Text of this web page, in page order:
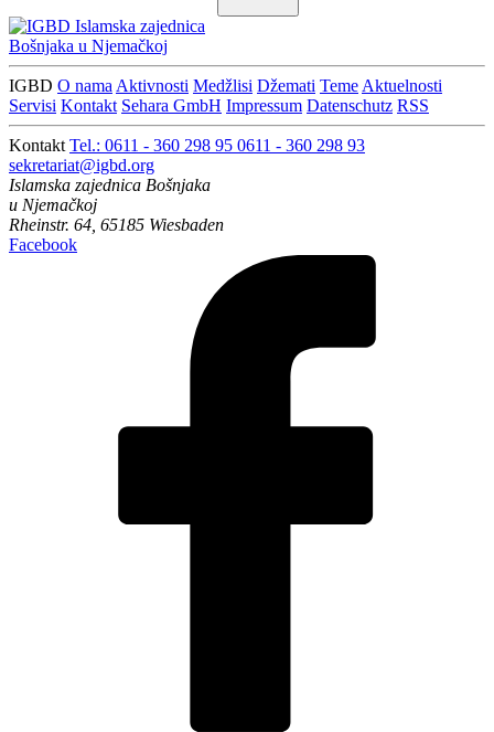
Islamska zajednica
Bošnjaka u Njemačkoj
IGBD O nama Aktivnosti Medžlisi Džemati Teme Aktuelnosti
Servisi Kontakt Sehara GmbH Impressum Datenschutz RSS
Kontakt Tel.: 0611 - 360 298 95 0611 - 360 298 93
sekretariat@igbd.org
Islamska zajednica Bošnjaka
u Njemačkoj
Rheinstr. 64, 65185 Wiesbaden
Facebook